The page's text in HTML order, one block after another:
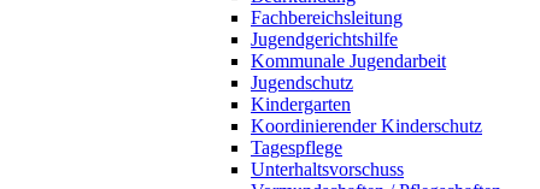
Fachbereichsleitung
Jugendgerichtshilfe
Kommunale Jugendarbeit
Jugendschutz
Kindergarten
Koordinierender Kinderschutz
Tagespflege
Unterhaltsvorschuss